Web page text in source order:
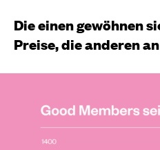
Die einen gewöhnen
Preise, die anderen